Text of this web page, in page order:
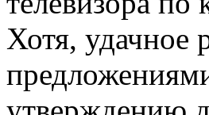
Хотя, удачное